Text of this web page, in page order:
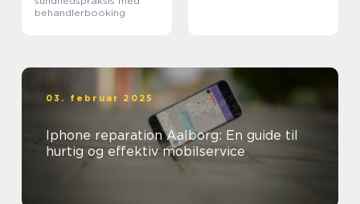
behandlerbooking
03. februar 2025
Iphone reparation Aalborg: En guide til
hurtig og effektiv mobilservice